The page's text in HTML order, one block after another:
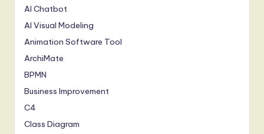
AI Chatbot
AI Visual Modeling
Animation Software Tool
ArchiMate
BPMN
Business Improvement
C4
Class Diagram